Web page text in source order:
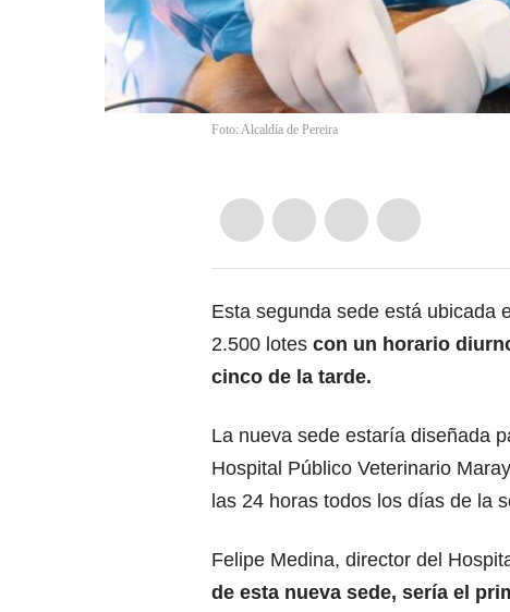
Foto: Alcaldía de Pereira
Esta segunda sede está ubicada
2.500 lotes con un horario
cinco de la tarde.
La nueva sede estaría diseñada
Hospital Público Veterinario
las 24 horas todos los días de la
Felipe Medina, director del
de esta nueva sede, sería el